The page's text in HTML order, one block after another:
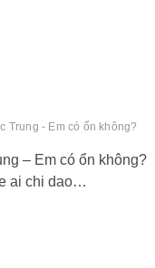
Trung - Em có ổn không?
– Em có ổn không?
ai chi dao…